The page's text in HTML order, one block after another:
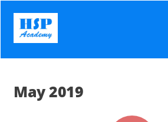
content
May 2019